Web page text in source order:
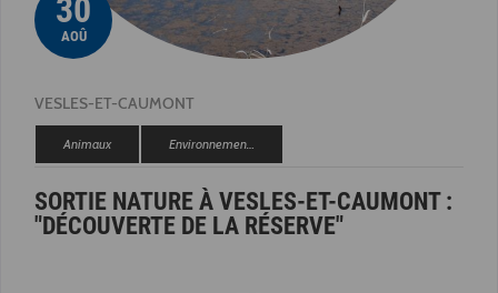
30
AOÛ
VESLES-ET-CAUMONT
Animaux Environnemen…
SORTIE NATURE À VESLES-ET-CAUMONT :
"DÉCOUVERTE DE LA RÉSERVE"